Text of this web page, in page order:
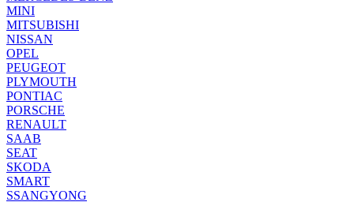
MINI
MITSUBISHI
NISSAN
OPEL
PEUGEOT
PLYMOUTH
PONTIAC
PORSCHE
RENAULT
SAAB
SEAT
SKODA
SMART
SSANGYONG